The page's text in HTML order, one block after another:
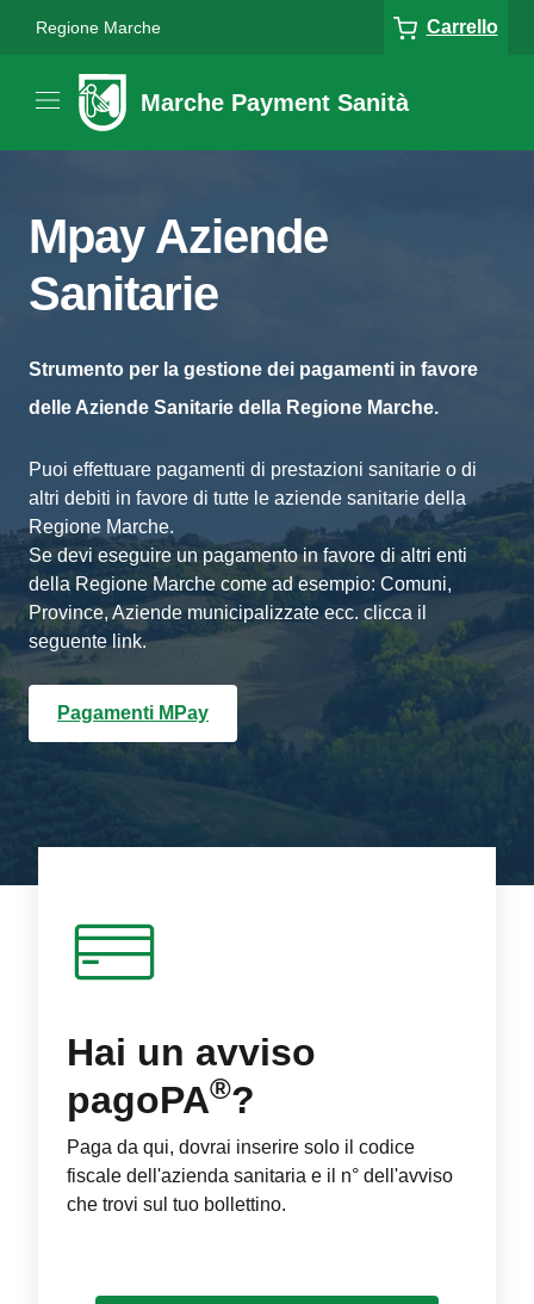
Regione Marche Carrello
Marche Payment Sanità
Mpay Aziende
Sanitarie
Strumento per la gestione dei pagamenti in favore
delle Aziende Sanitarie della Regione Marche.
Puoi effettuare pagamenti di prestazioni sanitarie o di
altri debiti in favore di tutte le aziende sanitarie della
Regione Marche.
Se devi eseguire un pagamento in favore di altri enti
della Regione Marche come ad esempio: Comuni,
Province, Aziende municipalizzate ecc. clicca il
seguente link.
Pagamenti MPay
Hai un avviso
pagoPA®?
Paga da qui, dovrai inserire solo il codice
fiscale dell'azienda sanitaria e il n° dell'avviso
che trovi sul tuo bollettino.